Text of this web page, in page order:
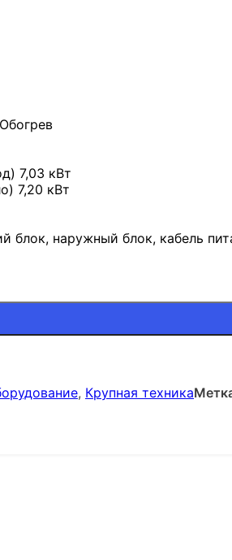
7,03 кВт
7,20 кВт
блок, наружный блок, кабель
, Крупная техника